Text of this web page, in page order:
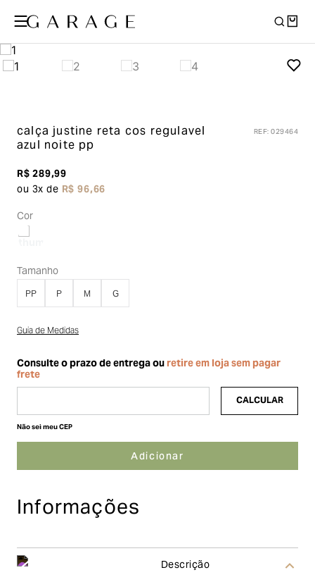
calça justine reta cos regulavel
azul noite pp
REF:029464
R$289,99
ou 3x de R$96,66
Cor
Tamanho
PP P M G
Guia de Medidas
Não sei meu CEP
Informações
Descrição